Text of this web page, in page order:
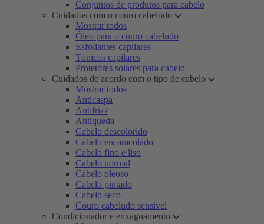
Conjuntos de produtos para cabelo
Cuidados com o couro cabeludo
Mostrar todos
Óleo para o couro cabeludo
Esfoliantes capilares
Tónicos capilares
Protetores solares para cabelo
Cuidados de acordo com o tipo de cabelo
Mostrar todos
Anticaspa
Antifrizz
Antiqueda
Cabelo descolorido
Cabelo encaracolado
Cabelo fino e liso
Cabelo normal
Cabelo oleoso
Cabelo pintado
Cabelo seco
Couro cabeludo sensível
Condicionador e enxaguamento